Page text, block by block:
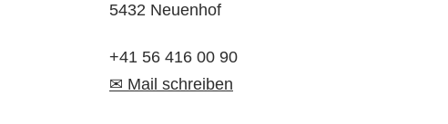
5432 Neuenhof
+41 56 416 00 90
✉ Mail schreiben